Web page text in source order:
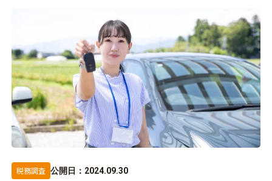
税務調査 公開日：2024.09.30